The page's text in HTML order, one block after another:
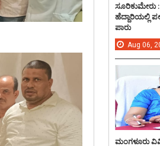
ಹೆದ್ದಾರಿಯಲ್ಲಿ
ಪಾರು
Aug 06,
ಮಂಗಳೂರು